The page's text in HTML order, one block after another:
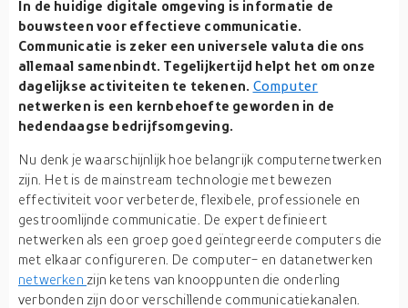
In de huidige digitale omgeving is informatie de
bouwsteen voor effectieve communicatie.
Communicatie is zeker een universele valuta die ons
allemaal samenbindt. Tegelijkertijd helpt het om onze
dagelijkse activiteiten te tekenen. Computer
netwerken is een kernbehoefte geworden in de
hedendaagse bedrijfsomgeving.
Nu denk je waarschijnlijk hoe belangrijk computernetwerken
zijn. Het is de mainstream technologie met bewezen
effectiviteit voor verbeterde, flexibele, professionele en
gestroomlijnde communicatie. De expert definieert
netwerken als een groep goed geïntegreerde computers die
met elkaar configureren. De computer- en datanetwerken
netwerken zijn ketens van knooppunten die onderling
verbonden zijn door verschillende communicatiekanalen.